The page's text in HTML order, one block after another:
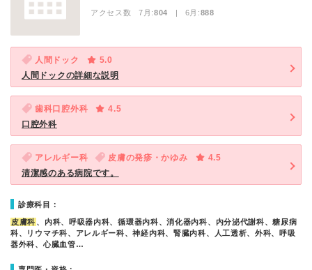
アクセス数 7月:804 | 6月:888
人間ドック
5.0
人間ドックの詳細な説明
歯科口腔外科
4.5
口腔外科
アレルギー科 皮膚の発疹・かゆみ
4.5
清潔感のある病院です。
診療科目：
皮膚科 、内科、呼吸器内科、循環器内科、消化器内科、内分泌代謝科、糖尿病
科、リウマチ科、アレルギー科、神経内科、腎臓内科、人工透析、外科、呼吸
器外科、心臓血管…